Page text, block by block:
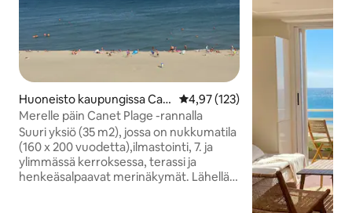
Huoneisto kaupungissa Can
et-en-Roussillon
Keskimääräinen arvio 4,97/5,
4,97 (123)
Merelle päin Canet Plage -rannalla
Suuri yksiö (35 m2), jossa on nukkumatila
(160 x 200 vuodetta),ilmastointi, 7. ja
ylimmässä kerroksessa, terassi ja
henkeäsalpaavat merinäkymät. Lähellä